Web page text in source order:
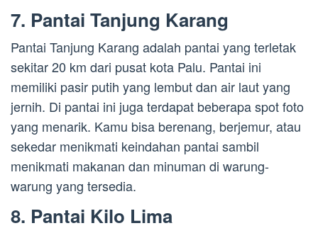
7. Pantai Tanjung Karang
Pantai Tanjung Karang adalah pantai yang terletak
sekitar 20 km dari pusat kota Palu. Pantai ini
memiliki pasir putih yang lembut dan air laut yang
jernih. Di pantai ini juga terdapat beberapa spot foto
yang menarik. Kamu bisa berenang, berjemur, atau
sekedar menikmati keindahan pantai sambil
menikmati makanan dan minuman di warung-
warung yang tersedia.
8. Pantai Kilo Lima